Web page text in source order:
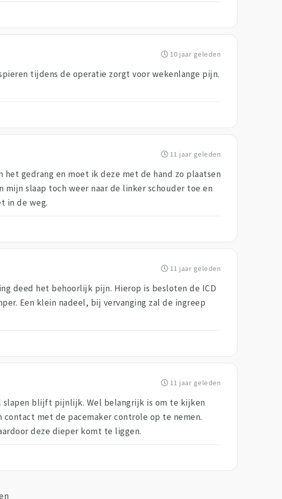
10 jaar geleden
tijdens de operatie zorgt voor wekenlange pijn.
11 jaar geleden
gedrang en moet ik deze met de hand zo plaatsen
slaap toch weer naar de linker schouder toe en
in de weg.
11 jaar geleden
deed het behoorlijk pijn. Hierop is besloten de ICD
Een klein nadeel, bij vervanging zal de ingreep
11 jaar geleden
slapen blijft pijnlijk. Wel belangrijk is om te kijken
met de pacemaker controle op te nemen.
deze dieper komt te liggen.